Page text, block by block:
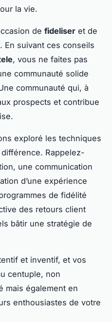
la vie.
de fideliser et de
suivant ces conseils
, vous ne faites pas
communauté solide
communauté qui, à
prospects et contribue
exploré les techniques
Rappelez-
une communication
d’une expérience
de fidélité
des retours client
bâtir une stratégie de
et inventif, et vos
centuple, non
mais également en
enthousiastes de votre